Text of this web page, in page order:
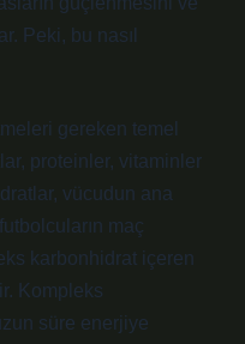
Peki, bu nasıl
gereken temel
proteinler, vitaminler
vücudun ana
maç
karbonhidrat içeren
Kompleks
süre enerjiye